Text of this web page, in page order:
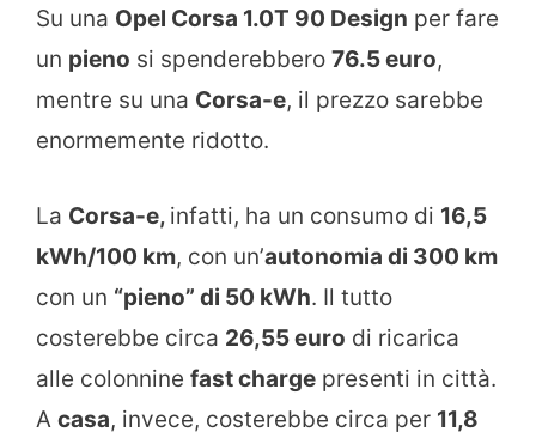
Su una Opel Corsa 1.0T 90 Design per fare
un pieno si spenderebbero 76.5 euro,
mentre su una Corsa-e, il prezzo sarebbe
enormemente ridotto.
La Corsa-e, infatti, ha un consumo di 16,5
kWh/100 km, con un’autonomia di 300 km
con un “pieno” di 50 kWh. Il tutto
costerebbe circa 26,55 euro di ricarica
alle colonnine fast charge presenti in città.
A casa, invece, costerebbe circa per 11,8